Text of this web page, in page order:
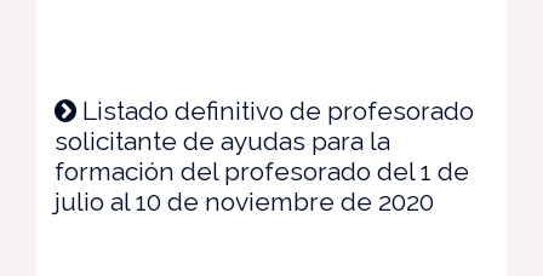
Listado definitivo de profesorado
solicitante de ayudas para la
formación del profesorado del 1 de
julio al 10 de noviembre de 2020